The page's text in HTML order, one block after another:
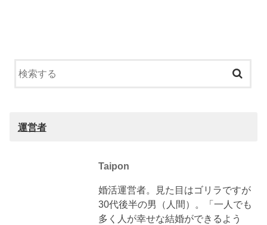
運営者
Taipon
婚活運営者。見た目はゴリラですが
30代後半の男（人間）。「一人でも
多く人が幸せな結婚ができるよう